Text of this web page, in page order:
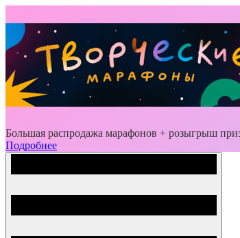
Большая распродажа марафонов + розыгрыш
Подробнее